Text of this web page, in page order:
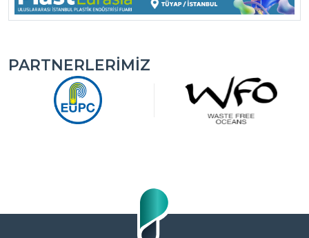
PARTNERLERIMIZ